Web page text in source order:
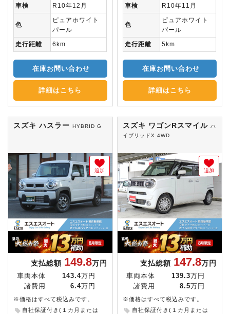
車検 R10年12月
色
ピュアホワイト
パール
走行距離
6km
在庫お問い合わせ
詳細はこちら
車検 R10年11月
色
ピュアホワイト
パール
走行距離
5km
在庫お問い合わせ
詳細はこちら
スズキ ハスラー HYBRID G
追加
支払総額 149.8万円
車両本体 143.4万円
諸費用
6.4万円
※価格はすべて税込みです。
自社保証付き(１カ月または
スズキ ワゴンRスマイルハ
イブリッドX 4WD
追加
支払総額 147.8万円
車両本体 139.3 万円
諸費用
8.5 万円
※価格はすべて税込みです。
自社保証付き(１カ月または